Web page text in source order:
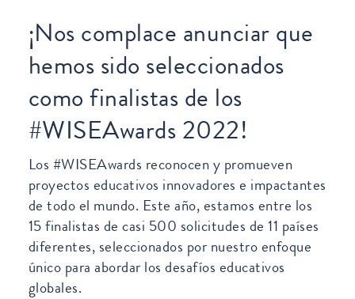
¡Nos complace anunciar que
hemos sido seleccionados
como finalistas de los
#WISEAwards 2022!
Los #WISEAwards reconocen y promueven
proyectos educativos innovadores e impactantes
de todo el mundo. Este año, estamos entre los
15 finalistas de casi 500 solicitudes de 11 países
diferentes, seleccionados por nuestro enfoque
único para abordar los desafíos educativos
globales.